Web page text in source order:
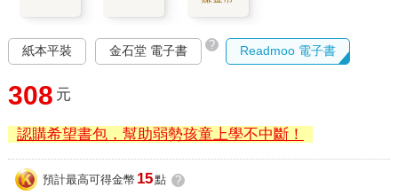
紙本平裝 金石堂 電子書 ? Readmoo 電子書
308 元
認購希望書包，幫助弱勢孩童上學不中斷！
預計最高可得金幣 15點 ?